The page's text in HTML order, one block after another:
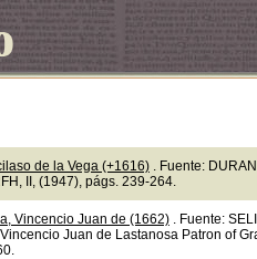
de la Vega (+1616). Fuente:
II, (1947), págs. 239-264.
Vincencio Juan de (1662). Fuente:
Juan de Lastanosa Patron of